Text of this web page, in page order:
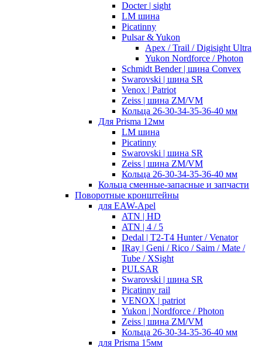
Docter | sight
LM шина
Picatinny
Pulsar & Yukon
Apex / Trail / Digisight Ultra
Yukon Nordforce / Photon
Schmidt Bender | шина Convex
Swarovski | шина SR
Venox | Patriot
Zeiss | шина ZM/VM
Кольца 26-30-34-35-36-40 мм
Для Prisma 12мм
LM шина
Picatinny
Swarovski | шина SR
Zeiss | шина ZM/VM
Кольца 26-30-34-35-36-40 мм
Кольца сменные-запасные и запчасти
Поворотные кронштейны
для EAW-Apel
ATN | HD
ATN | 4 / 5
Dedal | T2-T4 Hunter / Venator
IRay | Geni / Rico / Saim / Mate /
Tube / XSight
PULSAR
Swarovski | шина SR
Picatinny rail
VENOX | patriot
Yukon | Nordforce / Photon
Zeiss | шина ZM/VM
Кольца 26-30-34-35-36-40 мм
для Prisma 15мм